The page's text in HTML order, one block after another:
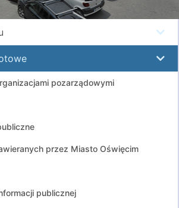
pozarządowymi
przez Miasto Oświęcim
publicznej